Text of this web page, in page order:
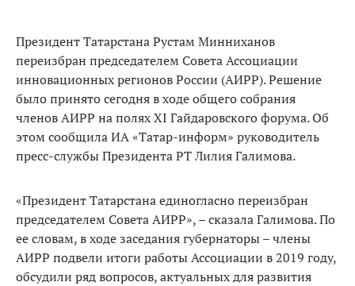
Президент Татарстана Рустам Минниханов
переизбран председателем Совета Ассоциации
инновационных регионов России (АИРР). Решение
было принято сегодня в ходе общего собрания
членов АИРР на полях XI Гайдаровского форума. Об
этом сообщила ИА «Татар-информ» руководитель
пресс-службы Президента РТ Лилия Галимова.
«Президент Татарстана единогласно переизбран
председателем Совета АИРР», – сказала Галимова. По
ее словам, в ходе заседания губернаторы – члены
АИРР подвели итоги работы Ассоциации в 2019 году,
обсудили ряд вопросов, актуальных для развития